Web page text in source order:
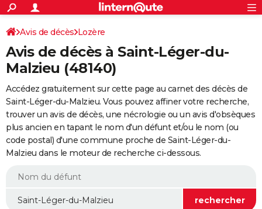
ACTUALITÉS
Politique
Société
Faits Divers
Education
Monde
Villes
+
SPORT
Coupe du monde 2026
Football
Tennis
Cyclisme
Rugby
Forum
CULTURE
FINANCE
Retraite
Impôts
Epargne
Immobilier
Risques naturels par ville
Banque
Assurance
Crédit
Essais
Réserver un essai
Citadines
Berlines
SUV
Forum auto
+
HIGH-TECH
Mobiles
Meilleur smartphone
Internet
Ordinateurs
Jeux vidéo
Guide high-tech
+
BRICOLAGE
Forum
Aménagement intérieur
Extérieur
Cuisine
Salle de bains
Jardinage
Rangement
WEEK-END
Guides de France
Escapades
Patrimoine
Expositions
Musées
Week-end nature
LIFESTYLE
Avis de décès Lozère
Avis de décès à Saint-Léger-du-
Malzieu (48140)
Accédez gratuitement sur cette page au carnet des décès de
Saint-Léger-du-Malzieu. Vous pouvez affiner votre recherche,
trouver un avis de décès, une nécrologie ou un avis d'obsèques
plus ancien en tapant le nom d'un défunt et/ou le nom (ou
code postal) d'une commune proche de Saint-Léger-du-
Malzieu dans le moteur de recherche ci-dessous.